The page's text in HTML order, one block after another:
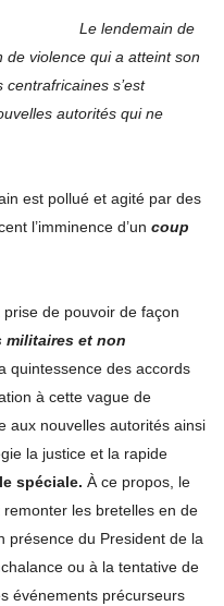
de
de violence qui a atteint son
s’est
autorités qui ne
est pollué et agité par des
l’imminence d’un coup
prise de pouvoir de façon
militaires et non
quintessence des accords
à cette vague de
aux nouvelles autorités ainsi
la justice et la rapide
spéciale. À ce propos, le
remonter les bretelles en de
présence du President de la
ou à la tentative de
événements précurseurs